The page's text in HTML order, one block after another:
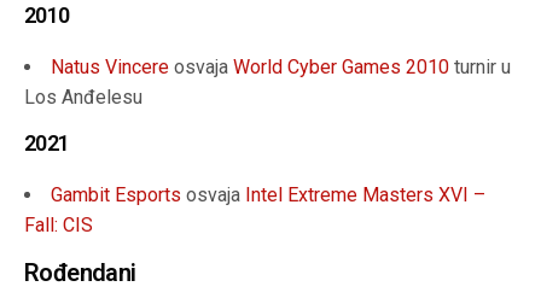
2010
Natus Vincere osvaja World Cyber Games 2010 turnir u
Los Anđelesu
2021
Gambit Esports osvaja Intel Extreme Masters XVI –
Fall: CIS
Rođendani